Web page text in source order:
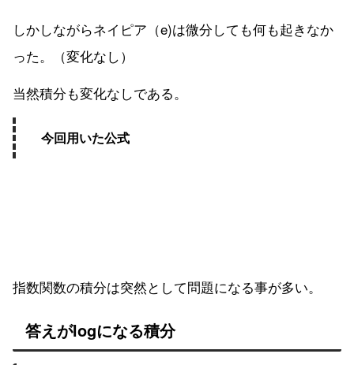
しかしながらネイピア（e)は微分しても何も起きなか
った。（変化なし）
当然積分も変化なしである。
今回用いた公式
指数関数の積分は突然として問題になる事が多い。
答えがlogになる積分